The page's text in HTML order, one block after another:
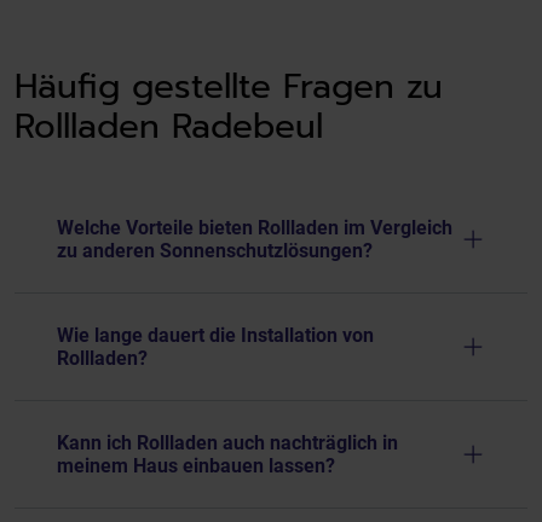
Häufig gestellte Fragen zu
Rollladen Radebeul
Welche Vorteile bieten Rollladen im Vergleich
zu anderen Sonnenschutzlösungen?
Wie lange dauert die Installation von
Rollladen?
Kann ich Rollladen auch nachträglich in
meinem Haus einbauen lassen?